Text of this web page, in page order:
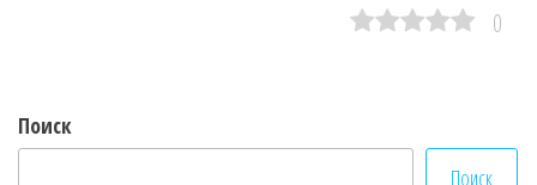
0
Поиск
Поиск